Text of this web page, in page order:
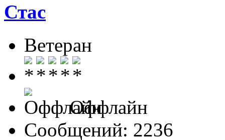
Стас
Ветеран
Оффлайн
Сообщений: 2236